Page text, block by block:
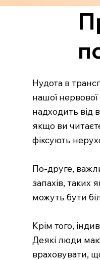
Нудота в
нашої
надходить від
якщо ви
фіксують
По-друге,
запахів, таких
можуть бути
Крім того,
Деякі люди
враховувати,